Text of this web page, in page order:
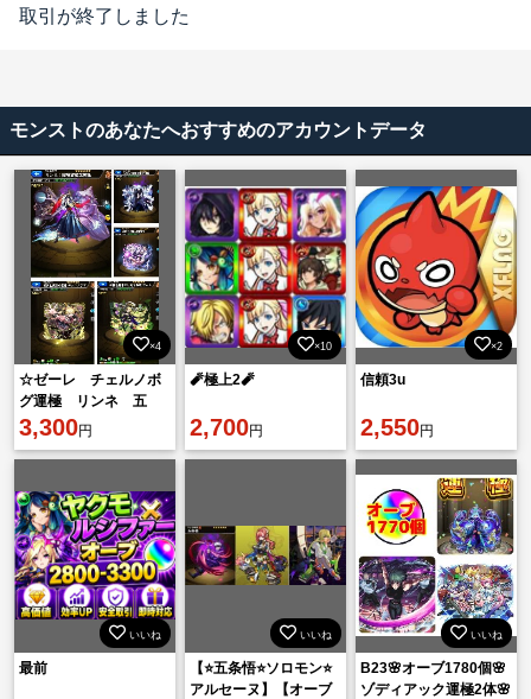
取引が終了しました
モンストのあなたへおすすめのアカウントデータ
×4
☆ゼーレ チェルノボ
グ運極 リンネ 五
条 乙骨 他 素材
アイテム有 初期ア
カ Ｃ３
3,300円
×10
🧨極上2🧨
2,700円
×2
信頼3u
2,550円
いいね
最前
いいね
【⭐️五条悟⭐️ソロモン⭐️
アルセーヌ】【オーブ
いいね
B23🌸オーブ1780個🌸
ゾディアック運極2体🌸